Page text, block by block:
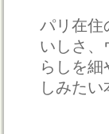
パリ在住
いしさ、
らしを
しみたい